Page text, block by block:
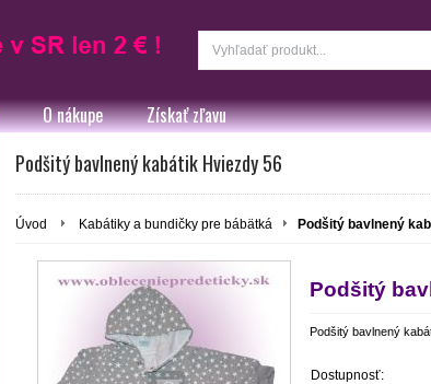
O nákupe Získať zľavu
Podšitý bavlnený kabátik Hviezdy 56
Úvod Kabátiky a bundičky pre bábätká Podšitý bavlnený
Podšitý
Podšitý bavlnený
Dostupnosť: